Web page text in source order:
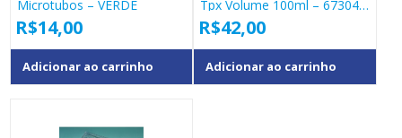
Microtubos – VERDE
R$14,00
Adicionar ao carrinho
Tpx Volume 100ml – 67304
– Vitlab
R$42,00
Adicionar ao carrinho